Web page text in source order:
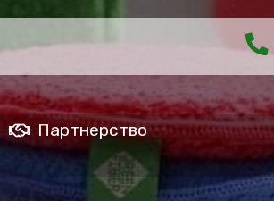
Партнерство